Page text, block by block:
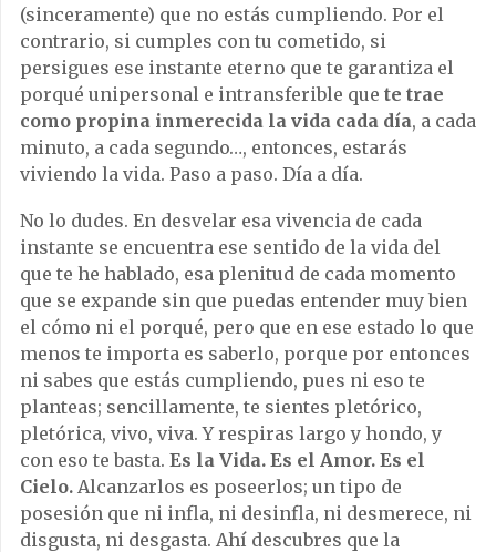
(sinceramente) que no estás cumpliendo. Por el
contrario, si cumples con tu cometido, si
persigues ese instante eterno que te garantiza el
porqué unipersonal e intransferible que te trae
como propina inmerecida la vida cada día, a cada
minuto, a cada segundo…, entonces, estarás
viviendo la vida. Paso a paso. Día a día.
No lo dudes. En desvelar esa vivencia de cada
instante se encuentra ese sentido de la vida del
que te he hablado, esa plenitud de cada momento
que se expande sin que puedas entender muy bien
el cómo ni el porqué, pero que en ese estado lo que
menos te importa es saberlo, porque por entonces
ni sabes que estás cumpliendo, pues ni eso te
planteas; sencillamente, te sientes pletórico,
pletórica, vivo, viva. Y respiras largo y hondo, y
con eso te basta. Es la Vida. Es el Amor. Es el
Cielo. Alcanzarlos es poseerlos; un tipo de
posesión que ni infla, ni desinfla, ni desmerece, ni
disgusta, ni desgasta. Ahí descubres que la